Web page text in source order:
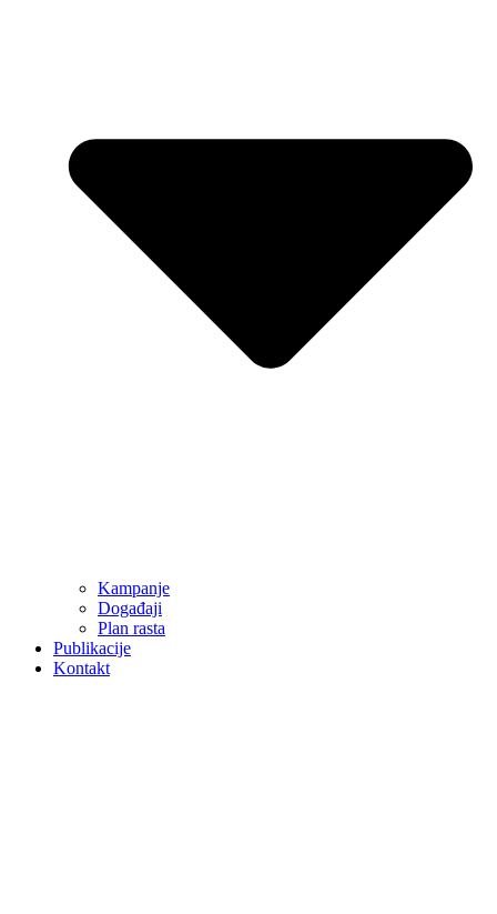
Kampanje
Događaji
Plan rasta
Publikacije
Kontakt